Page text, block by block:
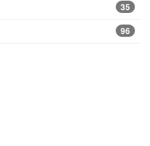
35
96